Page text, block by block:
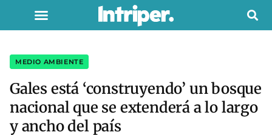
MEDIO AMBIENTE
Gales está ‘construyendo’ un bosque
nacional que se extenderá a lo largo
y ancho del país